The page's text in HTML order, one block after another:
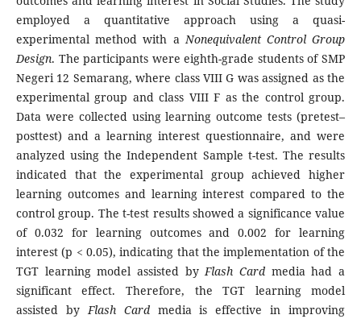
employed a quantitative approach using a quasi-
experimental method with aNonequivalent Control Group
Design. The participants were eighth-grade students of SMP
Negeri 12 Semarang, where class VIII G was assigned as the
experimental group and class VIII F as the control group.
Data were collected using learning outcome tests (pretest–
posttest) and a learning interest questionnaire, and were
analyzed using the Independent Sample t-test. The results
indicated that the experimental group achieved higher
learning outcomes and learning interest compared to the
control group. The t-test results showed a significance value
of 0.032 for learning outcomes and 0.002 for learning
interest (p < 0.05), indicating that the implementation of the
TGT learning model assisted byFlash Card media had a
significant effect. Therefore, the TGT learning model
assisted byFlash Card media is effective in improving